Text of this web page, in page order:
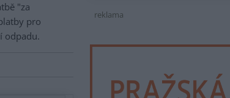
"za
pro
odpadu.
reklama